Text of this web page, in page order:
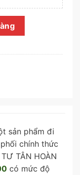
sản phẩm đi
chính thức
TÂN HOÀN
có mức độ